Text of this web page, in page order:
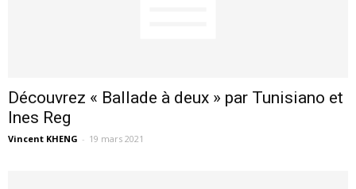
Découvrez « Ballade à deux » par Tunisiano et
Ines Reg
Vincent KHENG - 19 mars 2021